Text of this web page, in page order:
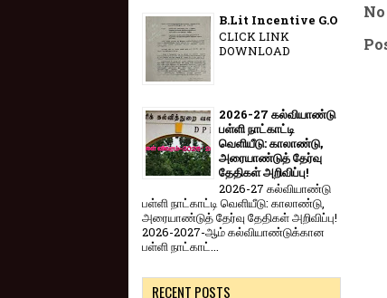
B.Lit Incentive G.O
CLICK LINK
DOWNLOAD
2026-27 கல்வியாண்டு
பள்ளி நாட்காட்டி
வெளியீடு: காலாண்டு,
அரையாண்டுத் தேர்வு
தேதிகள் அறிவிப்பு!
2026-27 கல்வியாண்டு
பள்ளி நாட்காட்டி வெளியீடு: காலாண்டு,
அரையாண்டுத் தேர்வு தேதிகள் அறிவிப்பு!
2026-2027-ஆம் கல்வியாண்டுக்கான
பள்ளி நாட்காட்...
RECENT POSTS